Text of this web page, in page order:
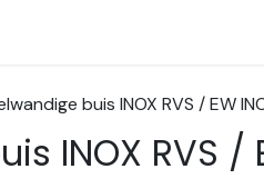
buis INOX RVS / EW
INOX RVS /